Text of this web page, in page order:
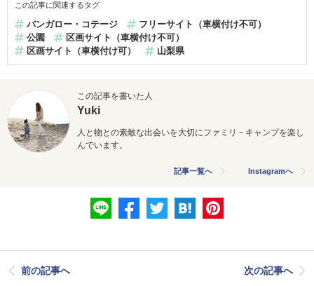
この記事に関連するタグ
バンガロー・コテージ
フリーサイト（車横付け不可）
公園
区画サイト（車横付け不可）
区画サイト（車横付け可）
山梨県
この記事を書いた人
Yuki
人と物との素敵な出会いを大切にファミリ－キャンプを楽し
んでいます。
記事一覧へ Instagramへ
前の記事へ 次の記事へ